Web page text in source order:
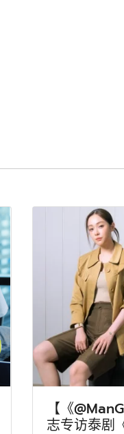
【《
志专访泰剧